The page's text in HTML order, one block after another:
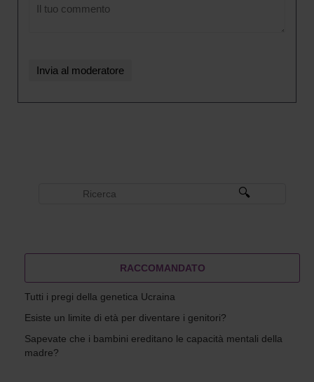
RACCOMANDATO
Tutti i pregi della genetica Ucraina
Esiste un limite di età per diventare i genitori?
Sapevate che i bambini ereditano le capacità mentali della
madre?